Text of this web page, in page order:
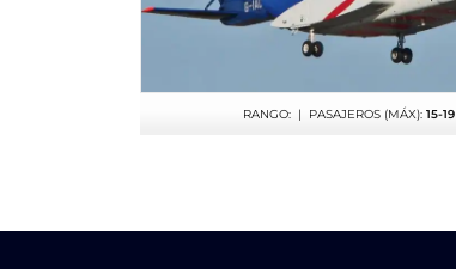
RANGO: | PASAJEROS (MÁX):15-19